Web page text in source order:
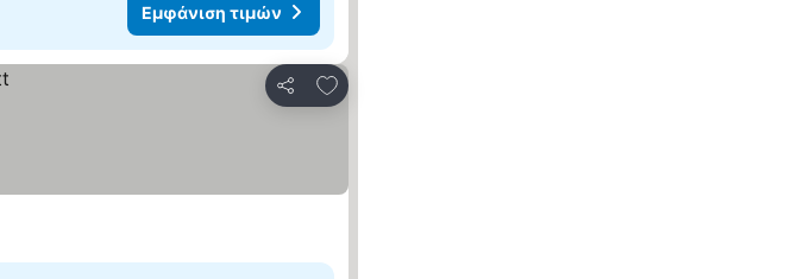
Εμφάνιση τιμών
Κοινοποίηση
Προσθήκη στα αγαπημένα